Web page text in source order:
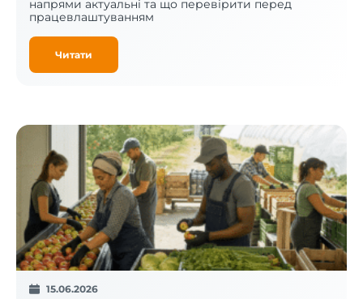
напрями актуальні та що перевірити перед
працевлаштуванням
Читати
15.06.2026